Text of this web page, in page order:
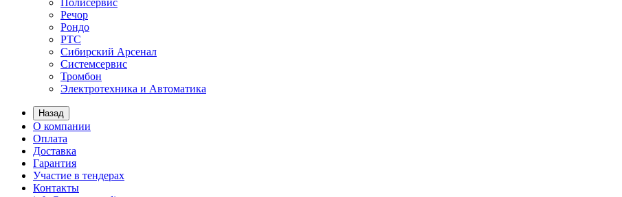
Полисервис
Речор
Рондо
РТС
Сибирский Арсенал
Системсервис
Тромбон
Электротехника и Автоматика
Назад
О компании
Оплата
Доставка
Гарантия
Участие в тендерах
Контакты